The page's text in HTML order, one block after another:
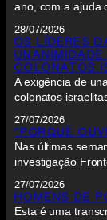
ano, com a ajuda
28/07/2026
OS LÍDERES
COLONATOS
A exigência de
colonatos
27/07/2026
“PORQUÊ
Nas últimas
investigação
27/07/2026
HOMENS DE
Esta é uma